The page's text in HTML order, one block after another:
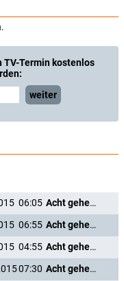
TV-Termin kostenlos
weiter
06:05
Acht gehen türmen
06:55
Acht gehen türmen
04:55
Acht gehen türmen
07:30
Acht gehen türmen